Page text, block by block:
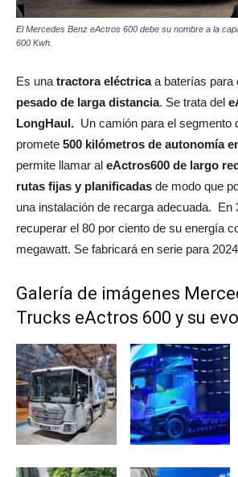
El Mercedes Benz eActros 600 debe su nombre a la
600 Kwh.
Es una tractora eléctricaa baterías para
pesado de larga distancia. Se trata del
LongHaul. Un camión para el segmento
promete 500 kilómetros de autonomía
permite llamar al eActros600 de largo
rutas fijas y planificadas de modo que
una instalación de recarga adecuada. En
recuperar el 80 por ciento de su energía
megawatt. Se fabricará en serie para
Galería de imágenes
Trucks eActros 600 y su